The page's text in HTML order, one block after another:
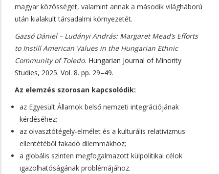
magyar közösséget, valamint annak a második világháború
után kialakult társadalmi környezetét.
Gazsó Dániel – Ludányi András: Margaret Mead’s Efforts
to Instill American Values in the Hungarian Ethnic
Community of Toledo. Hungarian Journal of Minority
Studies, 2025. Vol. 8. pp. 29–49.
Az elemzés szorosan kapcsolódik:
az Egyesült Államok belső nemzeti integrációjának
kérdéséhez;
az olvasztótégely-elmélet és a kulturális relativizmus
ellentétéből fakadó dilemmákhoz;
a globális szinten megfogalmazott külpolitikai célok
igazolhatóságának problémájához.